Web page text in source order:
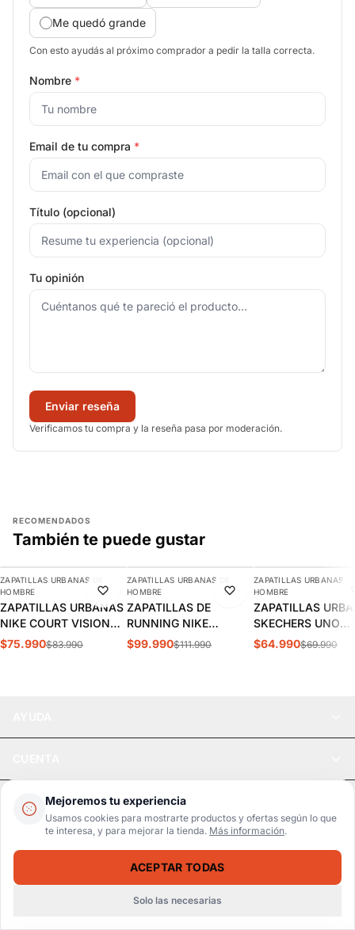
Mejoremos tu experiencia
Usamos cookies para mostrarte productos y ofertas según lo que
te interesa, y para mejorar la tienda. Más información.
ACEPTAR TODAS
Solo las necesarias
Me quedó grande
Con esto ayudás al próximo comprador a pedir la talla correcta.
Nombre *
Email de tu compra *
Título (opcional)
Tu opinión
Enviar reseña
Verificamos tu compra y la reseña pasa por moderación.
RECOMENDADOS
También te puede gustar
-10%
AGREGAR
ZAPATILLAS URBANAS DE
HOMBRE
ZAPATILLAS URBANAS
NIKE COURT VISION
LOW HOMBRE |
$75.990$83.990
-11%
AGREGAR
ZAPATILLAS URBANAS DE
HOMBRE
ZAPATILLAS DE
RUNNING NIKE
INITIATOR HOMBRE |
$99.990$111.990
-7%
ZAPATILLAS URBANAS
HOMBRE
ZAPATILLAS
SKECHERS UNO
STAND HOMBRE |
$64.990$69.990
ZAPATILLAS URBANAS NIKE AIR MAX FIRE HOMBRE | IO4510-003
LEGAL
Pago seguro SSL / Datos protegidos
Realsport © 2026
WebPay MercadoPago Tarjetas